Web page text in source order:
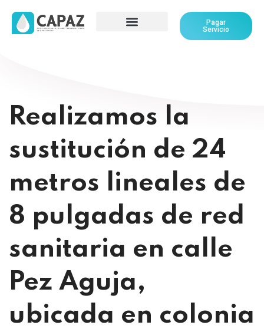
Pagar
Servicio
Realizamos la
sustitución de 24
metros lineales de
8 pulgadas de red
sanitaria en calle
Pez Aguja,
ubicada en colonia